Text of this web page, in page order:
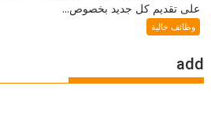
على تقديم كل جديد بخصوص...
وظائف خالية
add